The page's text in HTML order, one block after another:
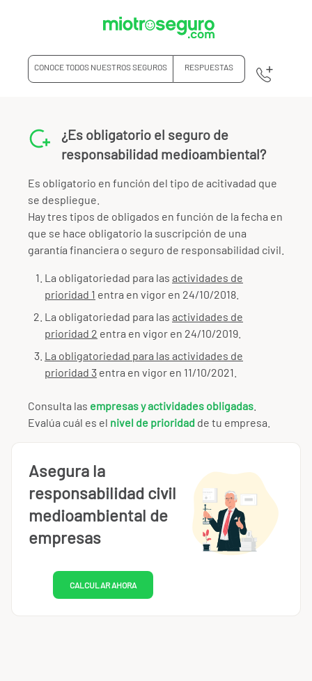
CONOCE TODOS NUESTROS SEGUROS RESPUESTAS
¿Es obligatorio el seguro de
responsabilidad medioambiental?
Es obligatorio en función del tipo de acitivadad que
se despliegue.
Hay tres tipos de obligados en función de la fecha en
que se hace obligatorio la suscripción de una
garantía financiera o seguro de responsabilidad civil.
La obligatoriedad para las actividades de
prioridad 1 entra en vigor en 24/10/2018.
La obligatoriedad para las actividades de
prioridad 2 entra en vigor en 24/10/2019.
La obligatoriedad para las actividades de
prioridad 3 entra en vigor en 11/10/2021.
Consulta las empresas y actividades obligadas
Evalúa cuál es el nivel de prioridad de tu empresa.
Asegura la
responsabilidad civil
medioambiental de
empresas
CALCULAR AHORA